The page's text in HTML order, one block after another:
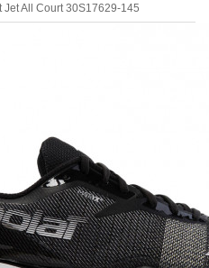
Jet All Court 30S17629-145